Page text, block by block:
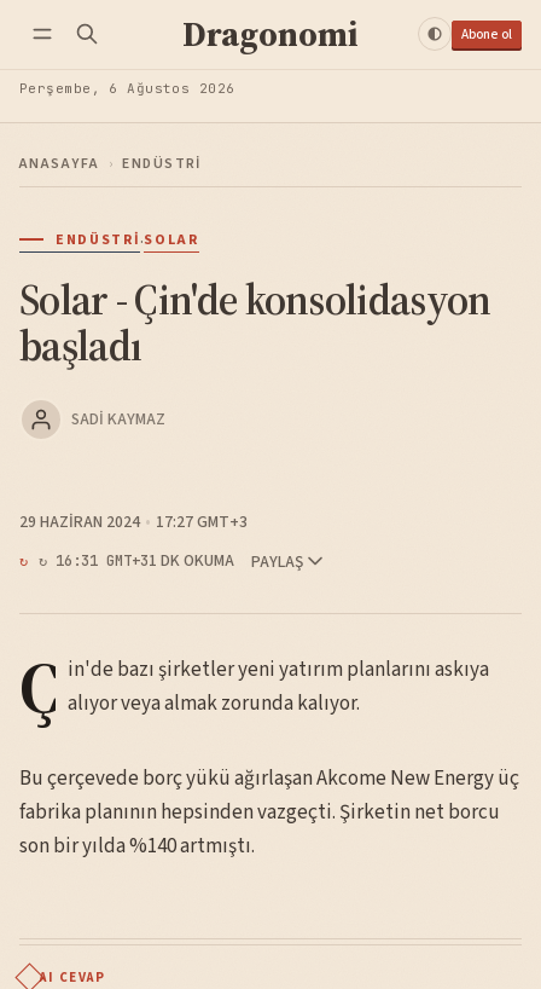
Dragonomi Abone ol
Perşembe, 6 Ağustos 2026
ANASAYFA › ENDÜSTRI
ENDÜSTRI·SOLAR
Solar - Çin'de konsolidasyon
başladı
SADI KAYMAZ
29 HAZIRAN 2024 17:27 GMT+3
↻ 16:31 GMT+31 DK OKUMA PAYLAŞ
Ç in'de bazı şirketler yeni yatırım planlarını askıya
alıyor veya almak zorunda kalıyor.
Bu çerçevede borç yükü ağırlaşan Akcome New Energy üç
fabrika planının hepsinden vazgeçti. Şirketin net borcu
son bir yılda %140 artmıştı.
AI CEVAP